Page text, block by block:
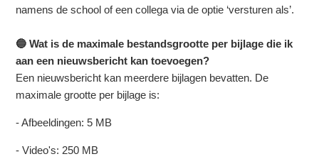
namens de school of een collega via de optie ‘versturen als’.
🔵 Wat is de maximale bestandsgrootte per bijlage die ik
aan een nieuwsbericht kan toevoegen?
Een nieuwsbericht kan meerdere bijlagen bevatten. De
maximale grootte per bijlage is:
- Afbeeldingen: 5 MB
- Video's: 250 MB